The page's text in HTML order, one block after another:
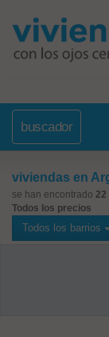
buscador
viviendas en
se han encontrado 22
Todos los precios
Todos los barrios